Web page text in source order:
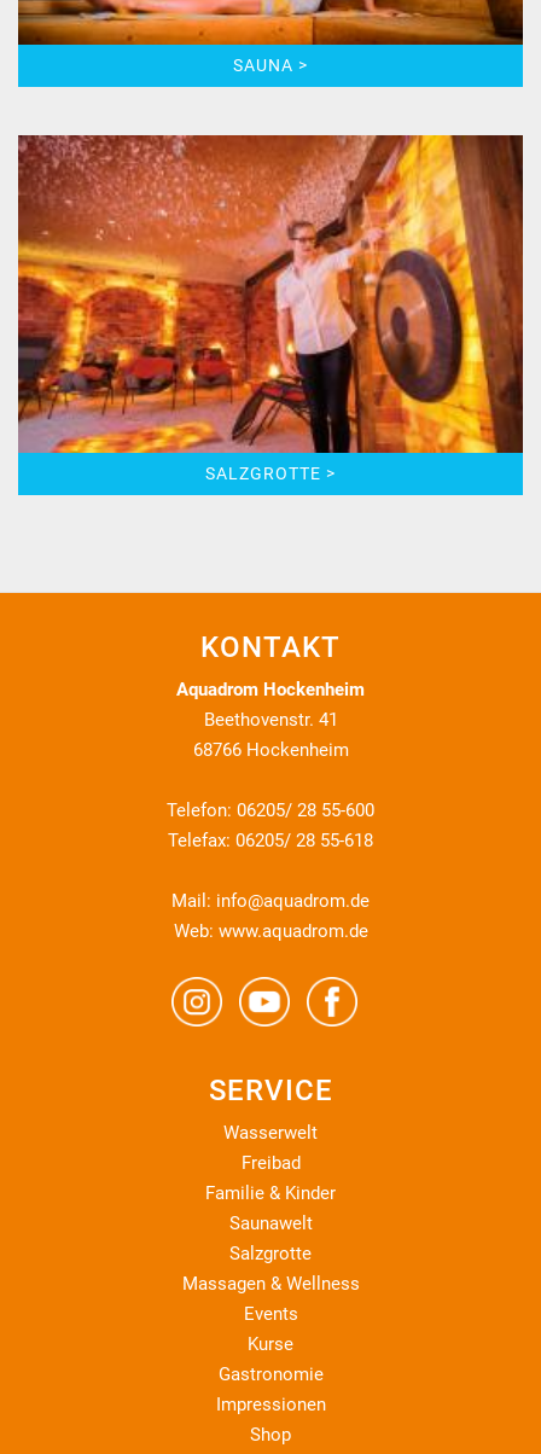
SAUNA >
SALZGROTTE >
KONTAKT
Aquadrom Hockenheim
Beethovenstr. 41
68766 Hockenheim
Telefon: 06205/ 28 55-600
Telefax: 06205/ 28 55-618
Mail: info@aquadrom.de
Web: www.aquadrom.de
SERVICE
Wasserwelt
Freibad
Familie & Kinder
Saunawelt
Salzgrotte
Massagen & Wellness
Events
Kurse
Gastronomie
Impressionen
Shop